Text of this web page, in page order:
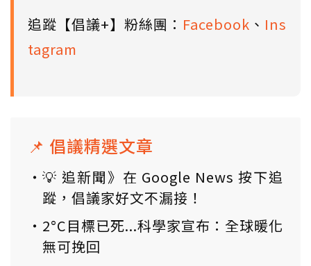
追蹤【倡議+】粉絲團： Facebook 、 Ins
tagram
📌 倡議精選文章
💡 追新聞》在 Google News 按下追
蹤，倡議家好文不漏接！
2°C目標已死...科學家宣布：全球暖化
無可挽回